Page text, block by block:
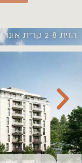
הזית 2-8 קרית אונו